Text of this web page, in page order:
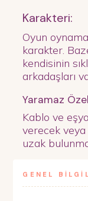
Karakteri:
Oyun
karakter.
kendisinin
arkadaşları
Yaramaz
Kablo ve
verecek
uzak
GENEL